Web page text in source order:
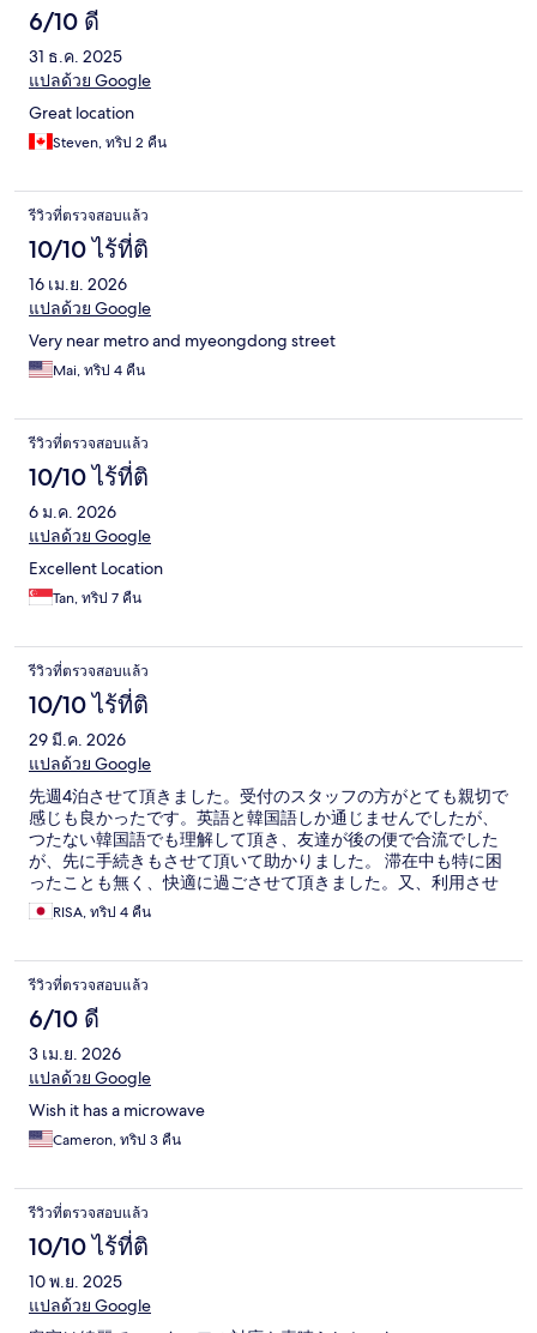
6/10 ดี
31 ธ.ค. 2025
แปลด้วย Google
Great location
Steven, ทริป 2 คืน
รีวิวที่ตรวจสอบแล้ว
10/10 ไร้ที่ติ
16 เม.ย. 2026
แปลด้วย Google
Very near metro and myeongdong street
Mai, ทริป 4 คืน
รีวิวที่ตรวจสอบแล้ว
10/10 ไร้ที่ติ
6 ม.ค. 2026
แปลด้วย Google
Excellent Location
Tan, ทริป 7 คืน
รีวิวที่ตรวจสอบแล้ว
10/10 ไร้ที่ติ
29 มี.ค. 2026
แปลด้วย Google
先週4泊させて頂きました。受付のスタッフの方がとても親切で
感じも良かったです。英語と韓国語しか通じませんでしたが、
つたない韓国語でも理解して頂き、友達が後の便で合流でした
が、先に手続きもさせて頂いて助かりました。 滞在中も特に困
ったことも無く、快適に過ごさせて頂きました。又、利用させ
て頂きたいと思います。
RISA, ทริป 4 คืน
รีวิวที่ตรวจสอบแล้ว
6/10 ดี
3 เม.ย. 2026
แปลด้วย Google
Wish it has a microwave
Cameron, ทริป 3 คืน
รีวิวที่ตรวจสอบแล้ว
10/10 ไร้ที่ติ
10 พ.ย. 2025
แปลด้วย Google